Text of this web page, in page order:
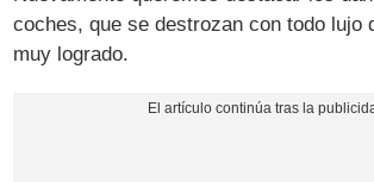
coches, que se destrozan con todo lujo
muy logrado.